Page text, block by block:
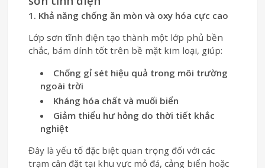
1. Khả năng chống ăn mòn và oxy hóa cực cao
Lớp sơn tĩnh điện tạo thành một lớp phủ bền
chắc, bám dính tốt trên bề mặt kim loại, giúp:
Chống gỉ sét hiệu quả trong môi trường
ngoài trời
Kháng hóa chất và muối biển
Giảm thiểu hư hỏng do thời tiết khắc
nghiệt
Đây là yếu tố đặc biệt quan trọng đối với các
trạm cân đặt tại khu vực mỏ đá, cảng biển hoặc